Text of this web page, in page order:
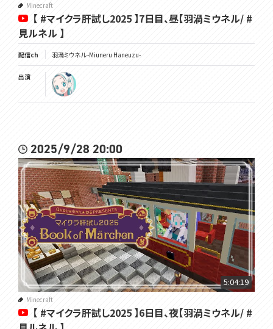
Minecraft
【 #マイクラ肝試し2025 】7日目、昼【羽渦ミウネル/ #
見ルネル 】
配信ch 羽渦ミウネル -Miuneru Haneuzu-
出演
2025/9/28 20:00
5:04:19
Minecraft
【 #マイクラ肝試し2025 】6日目、夜【羽渦ミウネル/ #